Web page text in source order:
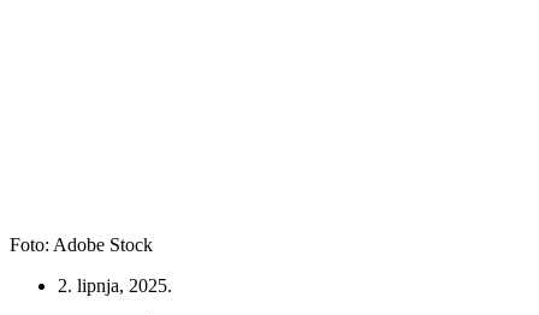
Foto: Adobe Stock
2. lipnja, 2025.